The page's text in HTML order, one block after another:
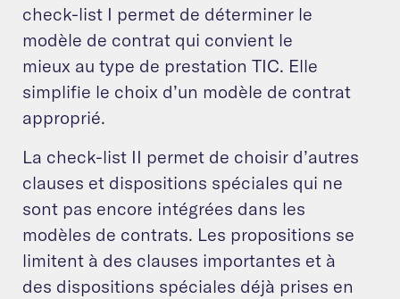
check-list I permet de déterminer le
modèle de contrat qui convient le
mieux au type de prestation TIC. Elle
simplifie le choix d’un modèle de contrat
approprié.
La check-list II permet de choisir d’autres
clauses et dispositions spéciales qui ne
sont pas encore intégrées dans les
modèles de contrats. Les propositions se
limitent à des clauses importantes et à
des dispositions spéciales déjà prises en